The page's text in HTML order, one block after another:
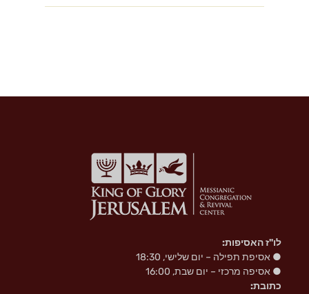
לו"ז האסיפות:
● אסיפת תפילה – יום שלישי, 18:30
● אסיפה מרכזי – יום שבת, 16:00
כתובת: